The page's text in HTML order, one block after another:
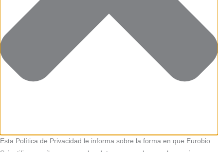
Esta Política de Privacidad le informa sobre la forma en que Eurobio